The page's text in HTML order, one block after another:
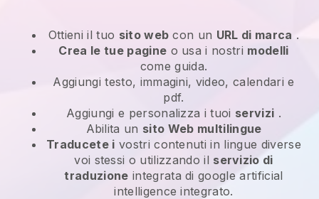
Ottieni il tuo sito web con un URL di marca .
Crea le tue pagine o usa i nostri modelli
come guida.
Aggiungi testo, immagini, video, calendari e
pdf.
Aggiungi e personalizza i tuoi servizi .
Abilita un sito Web multilingue
Traducete i vostri contenuti in lingue diverse
voi stessi o utilizzando il servizio di
traduzione integrata di google artificial
intelligence integrato.